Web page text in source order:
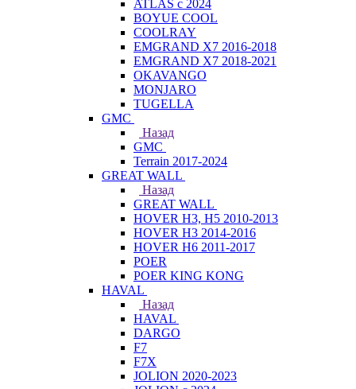
ATLAS с 2024
BOYUE COOL
COOLRAY
EMGRAND X7 2016-2018
EMGRAND X7 2018-2021
OKAVANGO
MONJARO
TUGELLA
GMC
Назад
GMC
Terrain 2017-2024
GREAT WALL
Назад
GREAT WALL
HOVER H3, H5 2010-2013
HOVER H3 2014-2016
HOVER H6 2011-2017
POER
POER KING KONG
HAVAL
Назад
HAVAL
DARGO
F7
F7X
JOLION 2020-2023